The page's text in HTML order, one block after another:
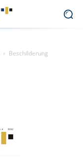
Beschilderung